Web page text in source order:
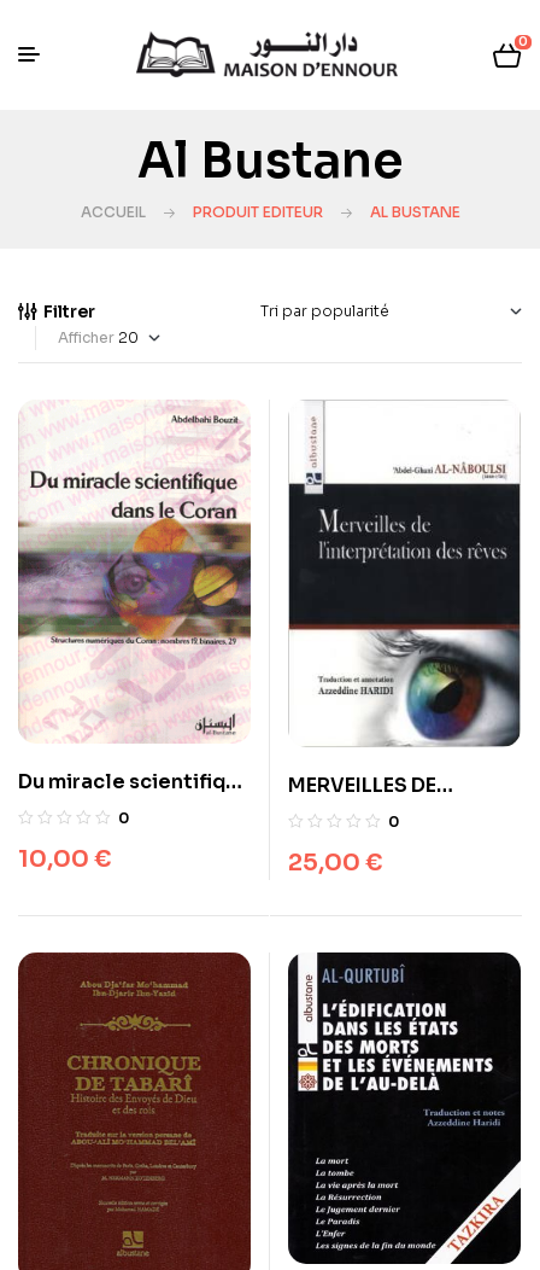
0
Al Bustane
ACCUEIL PRODUIT EDITEUR AL BUSTANE
Filtrer
Afficher
Du miracle scientifique
dans le Coran
0
10,00 €
MERVEILLES DE
L’INTERPRETATION DES
ABDEL GHANI AL-
0
25,00 €